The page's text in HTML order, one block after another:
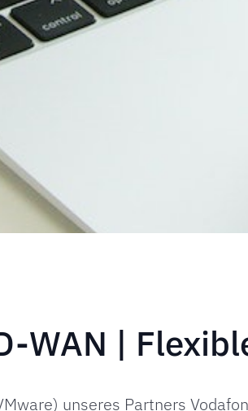
WAN |
unseres Partners